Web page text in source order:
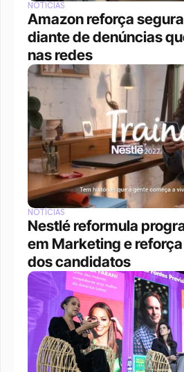
NOTÍCIAS
Amazon reforça
diante de denúncias
nas redes
NOTÍCIAS
Nestlé reformula
em Marketing e
dos candidatos